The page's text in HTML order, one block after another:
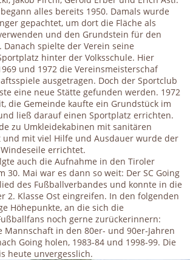
alles bereits 1950. Damals wurde
gepachtet, um dort die Fläche als
und den Grundstein für den
Danach spielte der Verein seine
hinter der Volksschule. Hier
und 1972 die Vereinsmeisterschaf
ausgetragen. Doch der Sportclub
eine neue Stätte gefunden werden. 1972
die Gemeinde kaufte ein Grundstück im
ließ darauf einen Sportplatz errichten.
zu Umkleidekabinen mit sanitären
und mit viel Hilfe und Ausdauer wurde der
errichtet.
auch die Aufnahme in den Tiroler
30. Mai war es dann so weit: Der SC Going
des Fußballverbandes und konnte in die
2. Klasse Ost eingreifen. In den folgenden
Höhepunkte, an die sich die
noch gerne zurückerinnern:
Mannschaft in den 80er- und 90er-Jahren
Going holen, 1983-84 und 1998-99. Die
heute unvergesslich.